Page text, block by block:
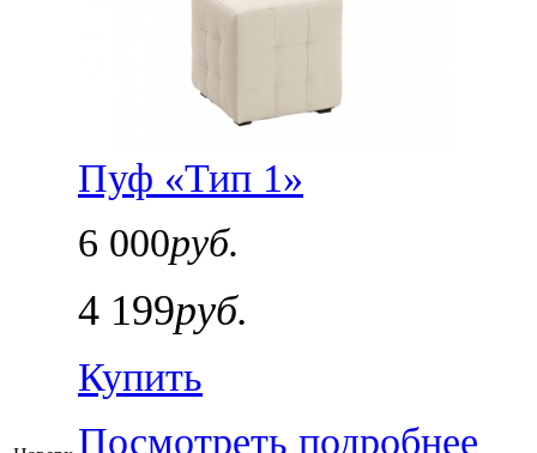
Пуф «Тип 1»
6 000руб.
4 199руб.
Купить
Посмотреть подробнее